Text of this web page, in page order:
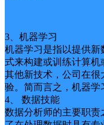
3、机器学习
机器学习是指以提供
式来构建或训练计算
其他新技术，公司在
验。简而言之，机器学
4、 数据技能
数据分析师的主要职